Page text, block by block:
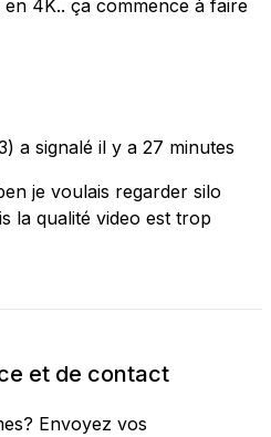
4K.. ça commence à faire
a signalé il y a 27 minutes
je voulais regarder silo
la qualité video est trop
et de contact
Envoyez vos